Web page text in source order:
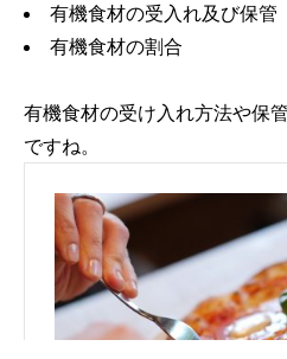
有機食材の受入れ及び保管
有機食材の割合
有機食材の受け入れ方法や保
ですね。